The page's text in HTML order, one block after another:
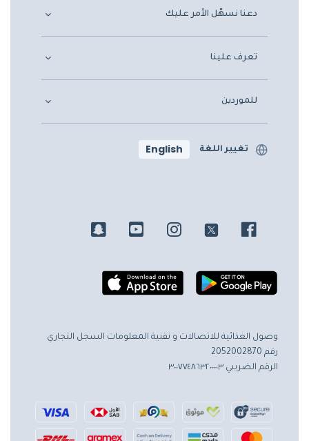
دعنا نسهّل الأمر عليك
تعرف علينا
للموردين
تغيير اللغة English
وصول الغذائية للاتصالات و تقنية المعلومات السجل التجاري
رقم 2052002870
الرقم الضريبي ٣٠٠٧٧٤٨٦٣٢٠٠٠٠٣